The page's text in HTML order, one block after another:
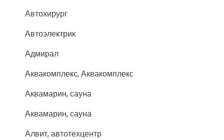
Автохирург
Автоэлектрик
Адмирал
Аквакомплекс, Аквакомплекс
Аквамарин, сауна
Аквамарин, сауна
Алвит, автотехцентр